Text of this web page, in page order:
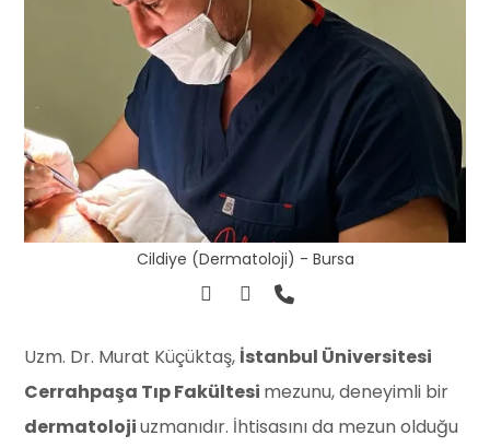
Cildiye (Dermatoloji) - Bursa
⁠Uzm. Dr. Murat Küçüktaş, İstanbul Üniversitesi
Cerrahpaşa Tıp Fakültesi mezunu, deneyimli bir
dermatolojiuzmanıdır. İhtisasını da mezun olduğu